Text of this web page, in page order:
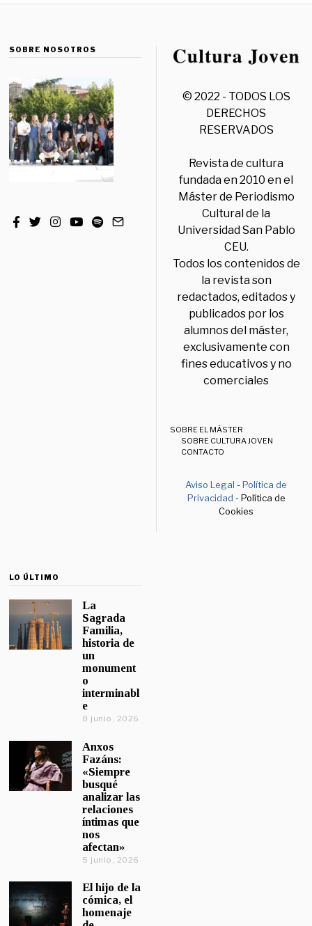
SOBRE NOSOTROS
© 2022 - TODOS LOS
DERECHOS
RESERVADOS
Revista de cultura
fundada en 2010 en el
Máster de Periodismo
Cultural de la
Universidad San Pablo
CEU.
Todos los contenidos de
la revista son
redactados, editados y
publicados por los
alumnos del máster,
exclusivamente con
fines educativos y no
comerciales
SOBRE EL MÁSTER
SOBRE CULTURA JOVEN
CONTACTO
Aviso Legal -Política de
Privacidad - Política de
Cookies
LO ÚLTIMO
La
Sagrada
Familia,
historia de
un
monument
o
interminabl
e
8 junio, 2026
Anxos
Fazáns:
«Siempre
busqué
analizar las
relaciones
íntimas que
nos
afectan»
5 junio, 2026
El hijo de la
cómica, el
homenaje